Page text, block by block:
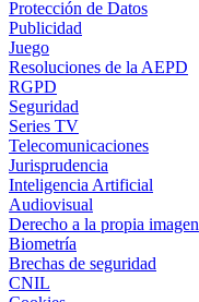
Protección de Datos
Publicidad
Juego
Resoluciones de la AEPD
RGPD
Seguridad
Series TV
Telecomunicaciones
Jurisprudencia
Inteligencia Artificial
Audiovisual
Derecho a la propia imagen
Biometría
Brechas de seguridad
CNIL